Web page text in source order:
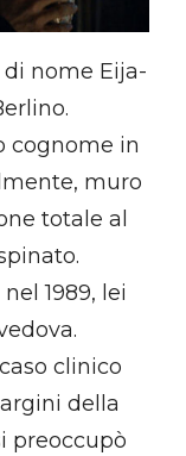
di nome Eija-
cognome in
muro
totale al
1989, lei
clinico
della
preoccupò